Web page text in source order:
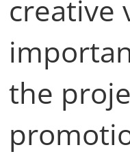
creative
the